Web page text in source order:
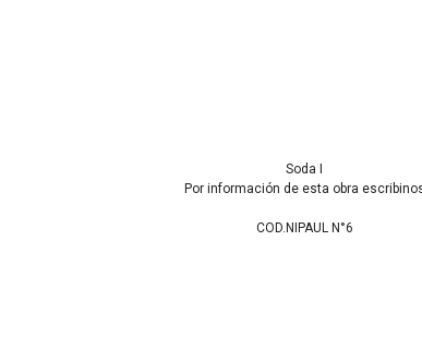
Soda I
Por información de esta obra
COD.NIPAUL N°6